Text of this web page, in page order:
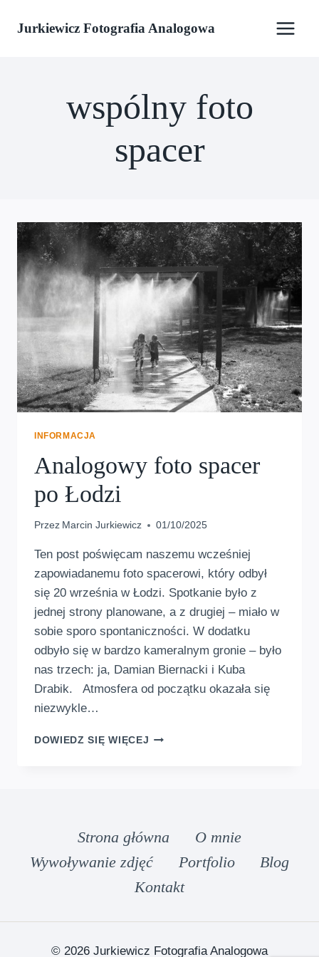
Jurkiewicz Fotografia Analogowa
wspólny foto
spacer
INFORMACJA
Analogowy foto spacer
po Łodzi
Przez Marcin Jurkiewicz 01/10/2025
Ten post poświęcam naszemu wcześniej
zapowiadanemu foto spacerowi, który odbył
się 20 września w Łodzi. Spotkanie było z
jednej strony planowane, a z drugiej – miało w
sobie sporo spontaniczności. W dodatku
odbyło się w bardzo kameralnym gronie – było
nas trzech: ja, Damian Biernacki i Kuba
Drabik. Atmosfera od początku okazała się
niezwykle…
DOWIEDZ SIĘ WIĘCEJ ANALOGOWY
Strona główna
O mnie
Wywoływanie zdjęć
Portfolio
Blog
Kontakt
© 2026 Jurkiewicz Fotografia Analogowa